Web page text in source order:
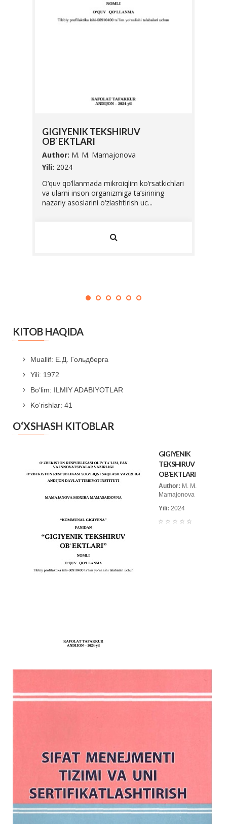
GIGIYENIK TEKSHIRUV
OB`EKTLARI
Author: M. M. Mamajonova
Yili: 2024
O‘quv qo‘llanmada mikroiqlim ko‘rsatkichlari
va ularni inson organizmiga ta’sirining
nazariy asoslarini o‘zlashtirish uc...
KITOB HAQIDA
Muallif: Е.Д. Гольдберга
Yili: 1972
Bo‘lim: ILMIY ADABIYOTLAR
Ko‘rishlar: 41
O‘XSHASH KITOBLAR
GIGIYENIK
TEKSHIRUV
OB`EKTLARI
Author: M. M.
Mamajonova
Yili: 2024
☆
☆
☆
☆
☆